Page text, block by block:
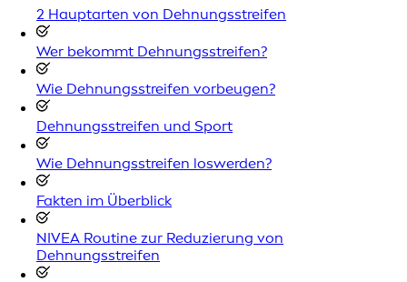
2 Hauptarten von Dehnungsstreifen
Wer bekommt Dehnungsstreifen?
Wie Dehnungsstreifen vorbeugen?
Dehnungsstreifen und Sport
Wie Dehnungsstreifen loswerden?
Fakten im Überblick
NIVEA Routine zur Reduzierung von
Dehnungsstreifen